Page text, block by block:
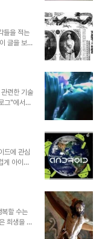
는 다는
한다는 것
습니다. 이
면, 위에서
계신분들
들을 적는
글을 보게
닌가 하는
에선가 보
일 겁니
릇된 헤게
이 땅의 암
르는 것
련한 기술
그"에서도
었다는
로 보질
분들이라
못했으
경우라면,
를 볼 수
드에 관심
게 아이도
보게 되는
북을 켜서
, 아이는
기 화면만
을 좀 다녀
있었는
복할 수는
희생을 당
의 수가